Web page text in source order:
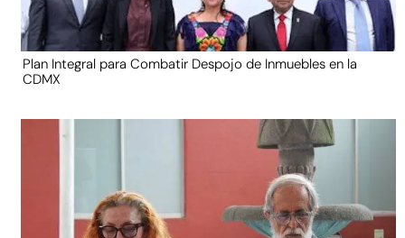
Plan Integral para Combatir Despojo de Inmuebles en la
CDMX